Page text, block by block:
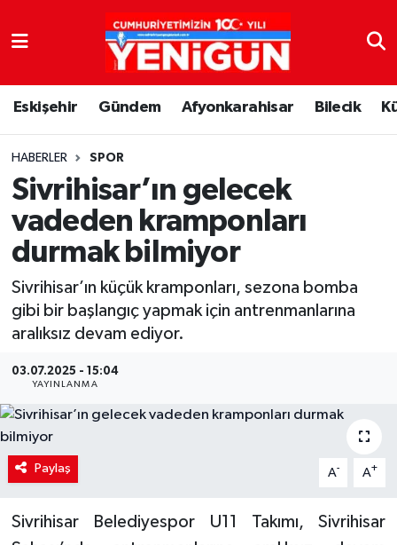
Eskişehir Gündem Afyonkarahisar Bilecik
HABERLER SPOR
Sivrihisar’ın gelecek
vadeden kramponları
durmak bilmiyor
Sivrihisar’ın küçük kramponları, sezona bomba
gibi bir başlangıç yapmak için antrenmanlarına
aralıksız devam ediyor.
03.07.2025 - 15:04
YAYINLANMA
Paylaş A- A+
Sivrihisar Belediyespor U11 Takımı, Sivrihisar
Nöbetçi Eczaneler
Hava Durumu
Trafik Durumu
Süper Lig Puan Durumu ve Fikstür
Tüm Manşetler
Son Dakika Haberleri
Haber Arşivi